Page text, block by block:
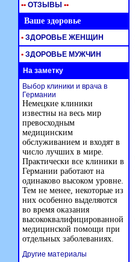
•• ОТЗЫВЫ ••
Ваше здоровье
• ЗДОРОВЬЕ ЖЕНЩИН
• ЗДОРОВЬЕ МУЖЧИН
На заметку
Выбор клиники и врача в
Германии
Немецкие клиники
известны на весь мир
превосходным
медицинским
обслуживанием и входят в
число лучших в мире.
Практически все клиники в
Германии работают на
одинаково высоком уровне.
Тем не менее, некоторые из
них особенно выделяются
во время оказания
высококвалифицированной
медицинской помощи при
отдельных заболеваниях.
Другие материалы